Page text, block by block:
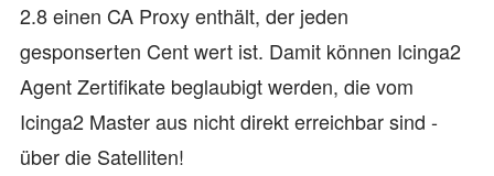
2.8 einen CA Proxy enthält, der jeden
gesponserten Cent wert ist. Damit können Icinga2
Agent Zertifikate beglaubigt werden, die vom
Icinga2 Master aus nicht direkt erreichbar sind -
über die Satelliten!